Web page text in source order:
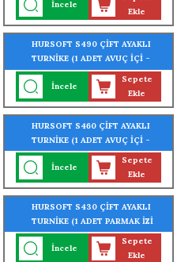
MONTELİ)
İncele
Ekle
HURSOFT S490 ÇİFT AYAKLI
TURNİKE (1 ADET AVUÇ İÇİ -
PARMAK İZİ OKUYUCU
TURNİKEYE MONTELİ)
İncele
Sepete
Ekle
HURSOFT S460 ÇİFT AYAKLI
TURNİKE (1 ADET AVUÇ İÇİ -
PARMAK İZİ OKUYUCU
TURNİKEYE MONTELİ)
İncele
Sepete
Ekle
HURSOFT S430 ÇİFT AYAKLI
TURNİKE (1 ADET PARMAK İZİ
OKUYUCU TURNİKEYE
MONTELİ)
İncele
Sepete
Ekle